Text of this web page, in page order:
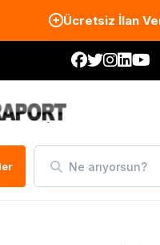
Ücretsiz İlan
Ne arıyorsun?